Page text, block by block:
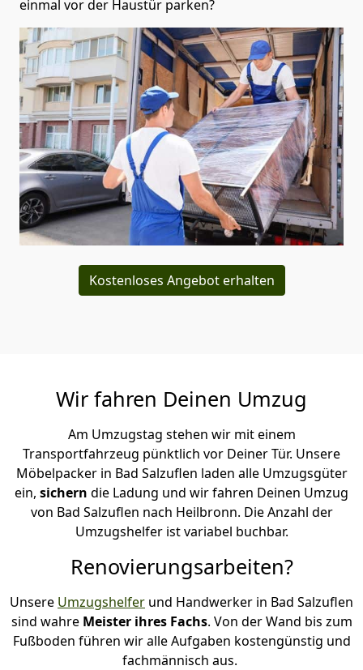
einmal vor der Haustür parken?
Kostenloses Angebot erhalten
Wir fahren Deinen Umzug
Am Umzugstag stehen wir mit einem
Transportfahrzeug pünktlich vor Deiner Tür. Unsere
Möbelpacker in Bad Salzuflen laden alle Umzugsgüter
ein, sichern die Ladung und wir fahren Deinen Umzug
von Bad Salzuflen nach Heilbronn. Die Anzahl der
Umzugshelfer ist variabel buchbar.
Renovierungsarbeiten?
Unsere Umzugshelfer und Handwerker in Bad Salzuflen
sind wahre Meister ihres Fachs. Von der Wand bis zum
Fußboden führen wir alle Aufgaben kostengünstig und
fachmännisch aus.